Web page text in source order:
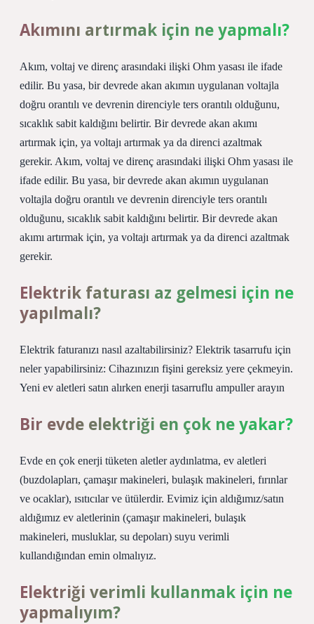
Akımını artırmak için ne yapmalı?
Akım, voltaj ve direnç arasındaki ilişki Ohm yasası ile ifade
edilir. Bu yasa, bir devrede akan akımın uygulanan voltajla
doğru orantılı ve devrenin direnciyle ters orantılı olduğunu,
sıcaklık sabit kaldığını belirtir. Bir devrede akan akımı
artırmak için, ya voltajı artırmak ya da direnci azaltmak
gerekir. Akım, voltaj ve direnç arasındaki ilişki Ohm yasası ile
ifade edilir. Bu yasa, bir devrede akan akımın uygulanan
voltajla doğru orantılı ve devrenin direnciyle ters orantılı
olduğunu, sıcaklık sabit kaldığını belirtir. Bir devrede akan
akımı artırmak için, ya voltajı artırmak ya da direnci azaltmak
gerekir.
Elektrik faturası az gelmesi için ne
yapılmalı?
Elektrik faturanızı nasıl azaltabilirsiniz? Elektrik tasarrufu için
neler yapabilirsiniz: Cihazınızın fişini gereksiz yere çekmeyin.
Yeni ev aletleri satın alırken enerji tasarruflu ampuller arayın
Bir evde elektriği en çok ne yakar?
Evde en çok enerji tüketen aletler aydınlatma, ev aletleri
(buzdolapları, çamaşır makineleri, bulaşık makineleri, fırınlar
ve ocaklar), ısıtıcılar ve ütülerdir. Evimiz için aldığımız/satın
aldığımız ev aletlerinin (çamaşır makineleri, bulaşık
makineleri, musluklar, su depoları) suyu verimli
kullandığından emin olmalıyız.
Elektriği verimli kullanmak için ne
yapmalıyım?